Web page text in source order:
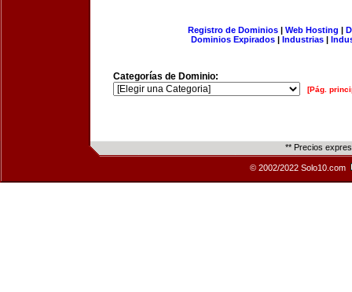
Registro de Dominios| Web Hosting |
Dominios Expirados | Industrias |
Categorías de Dominio:
[Pág.
** Precios
© 2002/2022 Solo10.com